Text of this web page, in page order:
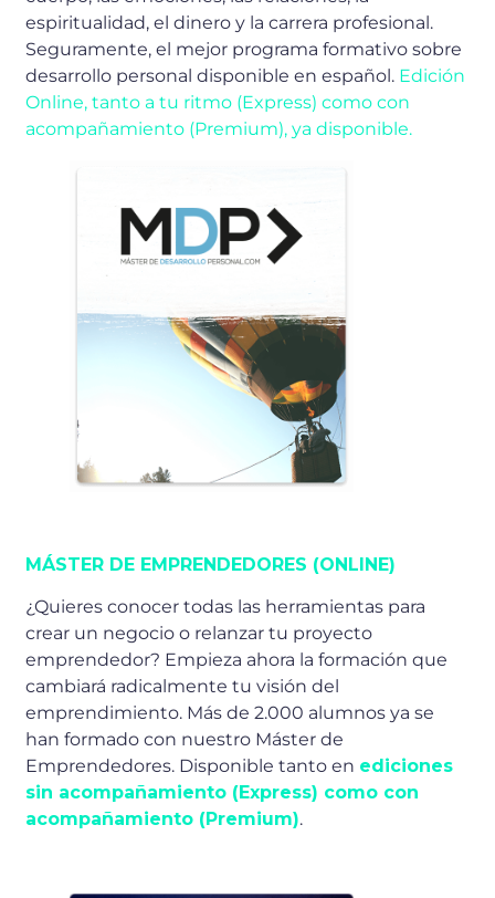
espiritualidad, el dinero y la carrera profesional.
Seguramente, el mejor programa formativo sobre
desarrollo personal disponible en español. Edición
Online, tanto a tu ritmo (Express) como con
acompañamiento (Premium), ya disponible.
MÁSTER DE EMPRENDEDORES (ONLINE)
¿Quieres conocer todas las herramientas para
crear un negocio o relanzar tu proyecto
emprendedor? Empieza ahora la formación que
cambiará radicalmente tu visión del
emprendimiento. Más de 2.000 alumnos ya se
han formado con nuestro Máster de
Emprendedores. Disponible tanto en ediciones
sin acompañamiento (Express) como con
acompañamiento (Premium).